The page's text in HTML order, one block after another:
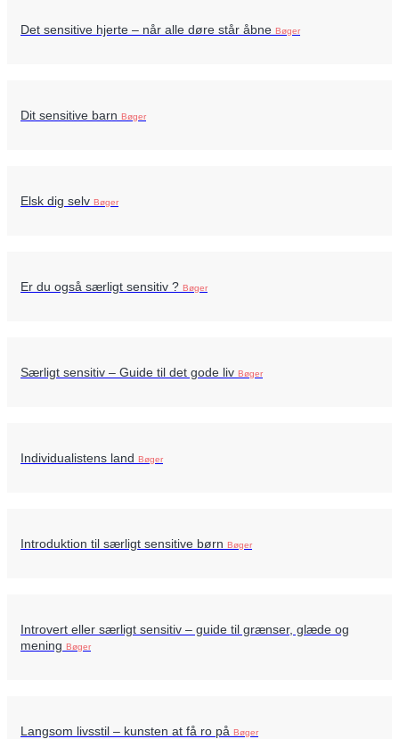
Det sensitive hjerte – når alle døre står åbne Bøger
Dit sensitive barn Bøger
Elsk dig selv Bøger
Er du også særligt sensitiv ? Bøger
Særligt sensitiv – Guide til det gode liv Bøger
Individualistens land Bøger
Introduktion til særligt sensitive børn Bøger
Introvert eller særligt sensitiv – guide til grænser, glæde og
mening Bøger
Langsom livsstil – kunsten at få ro på Bøger